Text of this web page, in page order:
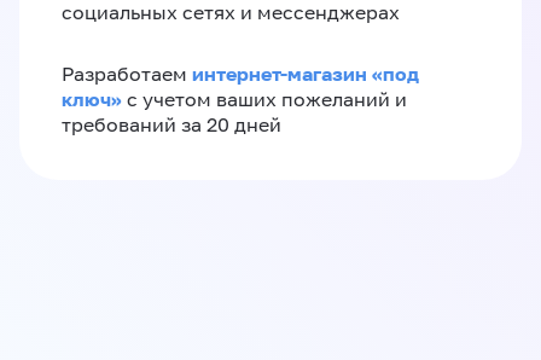
социальных сетях и мессенджерах
Разработаем интернет-магазин «‎под
ключ»‎ с учетом ваших пожеланий и
требований за 20 дней